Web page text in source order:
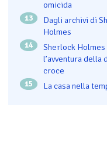
omicida
13
Dagli archivi di
Holmes
14
Sherlock Holmes
l’avventura della
croce
15 La casa nella